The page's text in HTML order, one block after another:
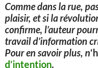
Comme dans la rue,
plaisir, et si la
confirme, l’auteur
travail d’information
Pour en savoir plus, n
d’intention.